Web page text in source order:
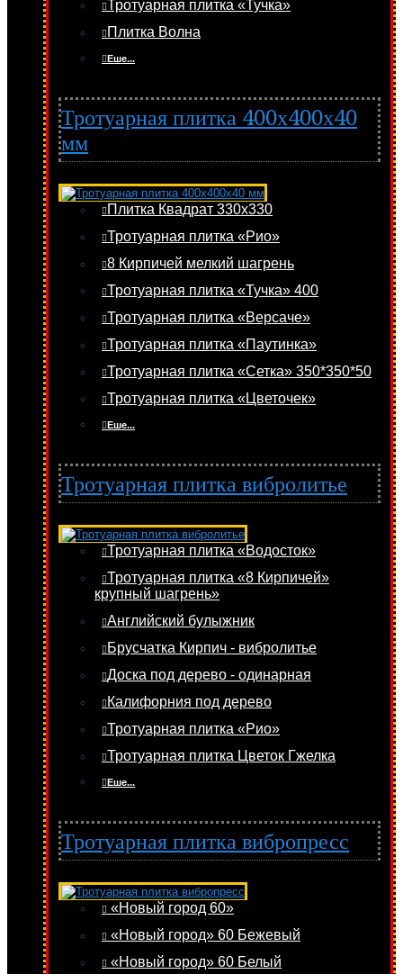
Тротуарная плитка «Тучка»
Плитка Волна
Еше...
Тротуарная плитка 400х400х40
мм
Плитка Квадрат 330х330
Тротуарная плитка «Рио»
8 Кирпичей мелкий шагрень
Тротуарная плитка «Тучка» 400
Тротуарная плитка «Версаче»
Тротуарная плитка «Паутинка»
Тротуарная плитка «Сетка» 350*350*50
Тротуарная плитка «Цветочек»
Еше...
Тротуарная плитка вибролитье
Тротуарная плитка «Водосток»
Тротуарная плитка «8 Кирпичей»
крупный шагрень»
Английский булыжник
Брусчатка Кирпич - вибролитье
Доска под дерево - одинарная
Калифорния под дерево
Тротуарная плитка «Рио»
Тротуарная плитка Цветок Гжелка
Еше...
Тротуарная плитка вибропресс
«Новый город 60»
«Новый город» 60 Бежевый
«Новый город» 60 Белый